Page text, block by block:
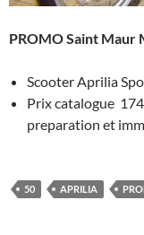
PROMO Saint Maur
Scooter Aprilia
Prix catalogue
preparation et
50 APRILIA